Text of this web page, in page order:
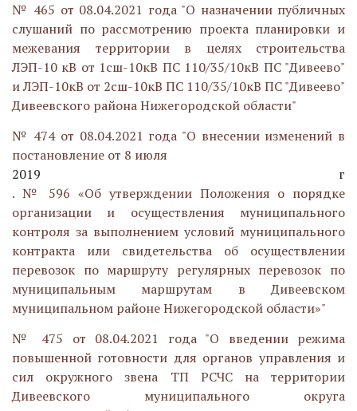
№ 465 от 08.04.2021 года "О назначении публичных
слушаний по рассмотрению проекта планировки и
межевания территории в целях строительства
ЛЭП-10 кВ от 1сш-10кВ ПС 110/35/10кВ ПС "Дивеево"
и ЛЭП-10кВ от 2сш-10кВ ПС 110/35/10кВ ПС "Дивеево"
Дивеевского района Нижегородской области"
№ 474 от 08.04.2021 года "О внесении изменений в
постановление от 8 июля
2019 г
. № 596 «Об утверждении Положения о порядке
организации и осуществления муниципального
контроля за выполнением условий муниципального
контракта или свидетельства об осуществлении
перевозок по маршруту регулярных перевозок по
муниципальным маршрутам в Дивеевском
муниципальном районе Нижегородской области»"
№ 475 от 08.04.2021 года "О введении режима
повышенной готовности для органов управления и
сил окружного звена ТП РСЧС на территории
Дивеевского муниципального округа